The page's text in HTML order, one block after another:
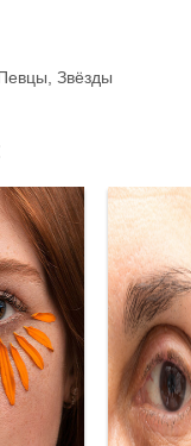
Звёзды